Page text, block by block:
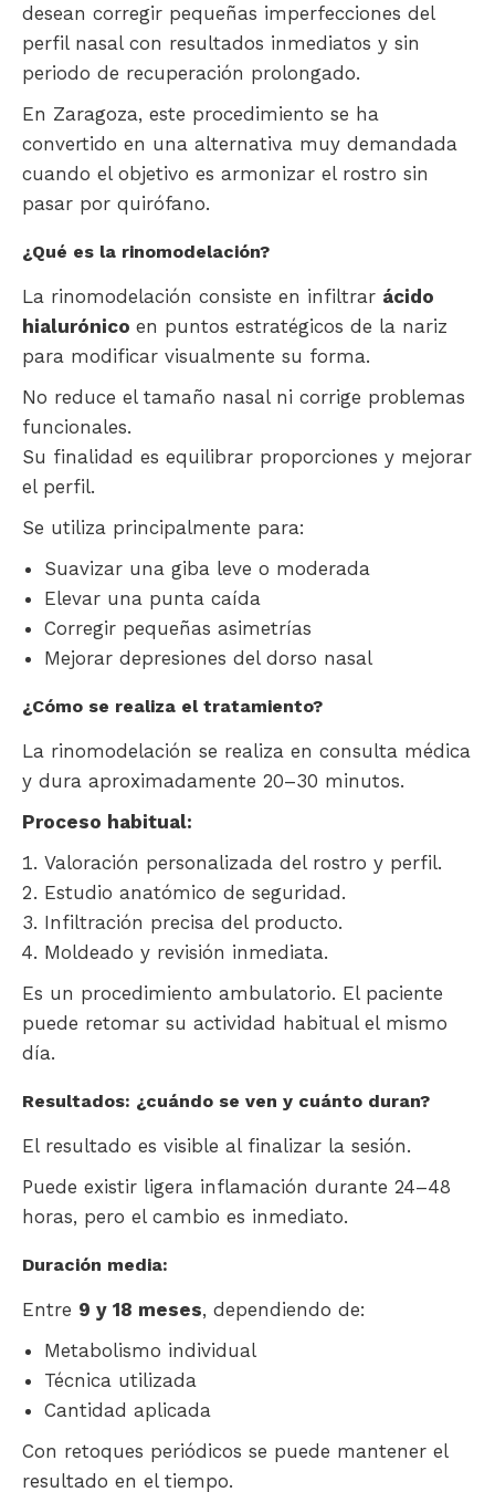
desean corregir pequeñas imperfecciones del
perfil nasal con resultados inmediatos y sin
periodo de recuperación prolongado.
En Zaragoza, este procedimiento se ha
convertido en una alternativa muy demandada
cuando el objetivo es armonizar el rostro sin
pasar por quirófano.
¿Qué es la rinomodelación?
La rinomodelación consiste en infiltrar ácido
hialurónico en puntos estratégicos de la nariz
para modificar visualmente su forma.
No reduce el tamaño nasal ni corrige problemas
funcionales.
Su finalidad es equilibrar proporciones y mejorar
el perfil.
Se utiliza principalmente para:
Suavizar una giba leve o moderada
Elevar una punta caída
Corregir pequeñas asimetrías
Mejorar depresiones del dorso nasal
¿Cómo se realiza el tratamiento?
La rinomodelación se realiza en consulta médica
y dura aproximadamente 20–30 minutos.
Proceso habitual:
Valoración personalizada del rostro y perfil.
Estudio anatómico de seguridad.
Infiltración precisa del producto.
Moldeado y revisión inmediata.
Es un procedimiento ambulatorio. El paciente
puede retomar su actividad habitual el mismo
día.
Resultados: ¿cuándo se ven y cuánto duran?
El resultado es visible al finalizar la sesión.
Puede existir ligera inflamación durante 24–48
horas, pero el cambio es inmediato.
Duración media:
Entre 9 y 18 meses, dependiendo de:
Metabolismo individual
Técnica utilizada
Cantidad aplicada
Con retoques periódicos se puede mantener el
resultado en el tiempo.